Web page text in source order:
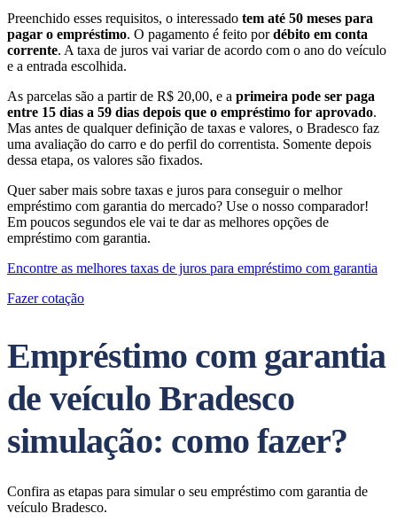
Preenchido esses requisitos, o interessado tem até 50 meses para
pagar o empréstimo. O pagamento é feito pordébito em conta
corrente. A taxa de juros vai variar de acordo com o ano do veículo
e a entrada escolhida.
As parcelas são a partir de R$ 20,00, e a primeira pode ser paga
entre 15 dias a 59 dias depois que o empréstimo for aprovado.
Mas antes de qualquer definição de taxas e valores, o Bradesco faz
uma avaliação do carro e do perfil do correntista. Somente depois
dessa etapa, os valores são fixados.
Quer saber mais sobre taxas e juros para conseguir o melhor
empréstimo com garantia do mercado? Use o nosso comparador!
Em poucos segundos ele vai te dar as melhores opções de
empréstimo com garantia.
Encontre as melhores taxas de juros para empréstimo com garantia
Fazer cotação
Empréstimo com garantia
de veículo Bradesco
simulação: como fazer?
Confira as etapas para simular o seu empréstimo com garantia de
veículo Bradesco.